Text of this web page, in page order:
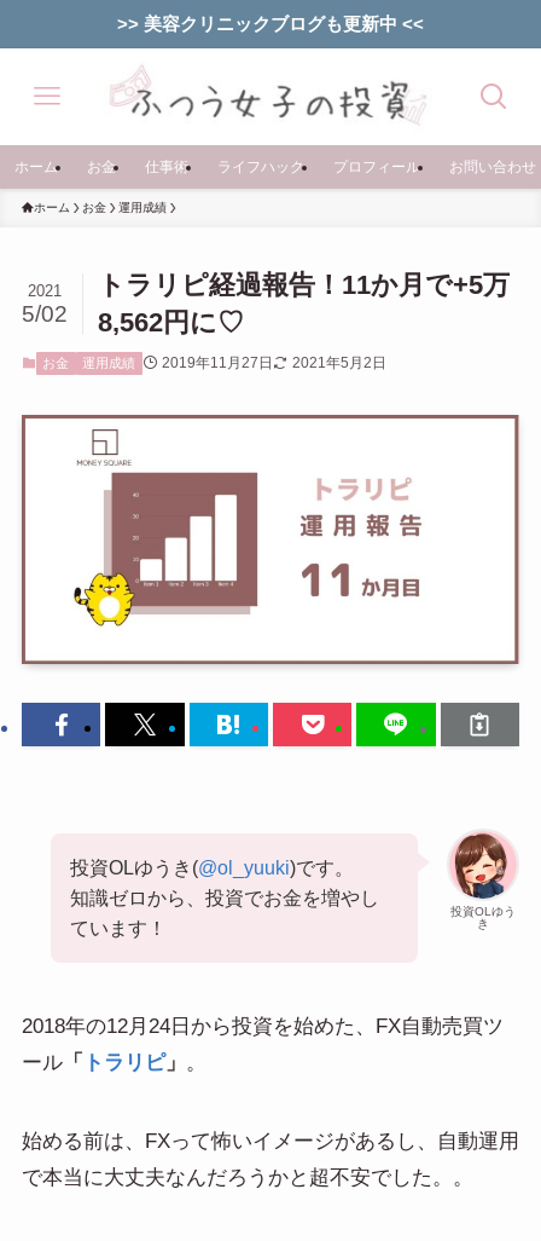
>> 美容クリニックブログも更新中 <<
ホーム お金 仕事術 ライフハック プロフィール お問い合わせ
ホーム お金 運用成績
トラリピ経過報告！11か月で+5万
8,562円に♡
2021
5/02
お金 運用成績 2019年11月27日 2021年5月2日
投資OLゆう
き
投資OLゆうき(@ol_yuuki)です。
知識ゼロから、投資でお金を増やし
ています！
2018年の12月24日から投資を始めた、FX自動売買ツ
ール「 トラリピ」 。
始める前は、FXって怖いイメージがあるし、自動運用
で本当に大丈夫なんだろうかと超不安でした。。